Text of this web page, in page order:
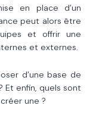
en place d’un
peut alors être
et offrir une
et externes.
d’une base de
Et enfin, quels sont
une ?